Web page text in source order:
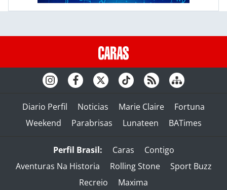
Diario Perfil Noticias Marie Claire
Fortuna
Weekend
Parabrisas Lunateen BATimes
Perfil Brasil: Caras
Contigo
Aventuras Na Historia
Rolling Stone
Sport Buzz
Recreio
Maxima